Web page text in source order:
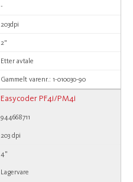
-
203dpi
2"
Etter avtale
Gammelt varenr.: 1-010030-90
Easycoder PF4i/PM4i
944668711
203 dpi
4"
Lagervare